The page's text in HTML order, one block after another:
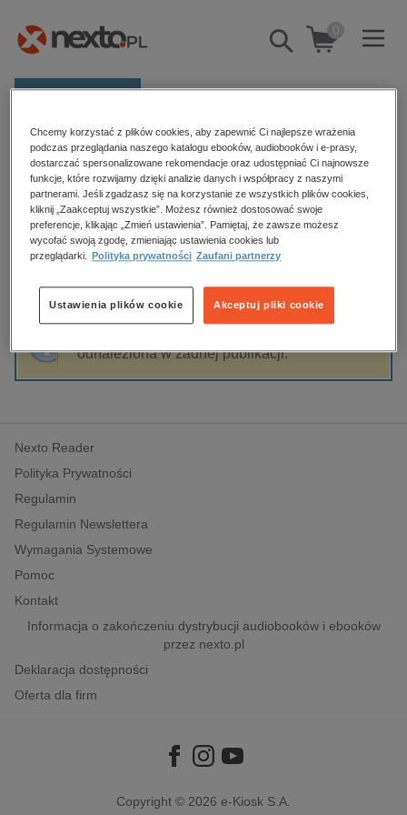
Pokaż/schowaj
wyszukiwarkę
0
Kategorie
Zobacz wszystkie E-prasa
budownictwo, aranżacja wnętrz
biznesowe, branżowe, gospodarka
dzienniki
edukacja
hobby, sport, rozrywka
komputery, internet, technologie, informatyka
polityka, społeczno-informacyjne
psychologiczne
inne
popularno-naukowe
historia
Strona główna Robert Maciąg
Robert Maciąg
Sortowanie Filtrowanie
odnaleziona w żadnej publikacji.
Nexto Reader
Polityka Prywatności
Regulamin
Regulamin Newslettera
Wymagania Systemowe
Pomoc
Kontakt
Informacja o zakończeniu dystrybucji audiobooków i ebooków
przez nexto.pl
Deklaracja dostępności
Oferta dla firm
Copyright © 2026 e-Kiosk S.A.
Chcemy korzystać z plików cookies, aby zapewnić Ci najlepsze wrażenia
podczas przeglądania naszego katalogu ebooków, audiobooków i e-prasy,
dostarczać spersonalizowane rekomendacje oraz udostępniać Ci najnowsze
funkcje, które rozwijamy dzięki analizie danych i współpracy z naszymi
partnerami. Jeśli zgadzasz się na korzystanie ze wszystkich plików cookies,
kliknij „Zaakceptuj wszystkie”. Możesz również dostosować swoje
preferencje, klikając „Zmień ustawienia”. Pamiętaj, że zawsze możesz
wycofać swoją zgodę, zmieniając ustawienia cookies lub
przeglądarki.
Polityka prywatności Zaufani partnerzy
Akceptuj pliki cookie
Ustawienia plików cookie